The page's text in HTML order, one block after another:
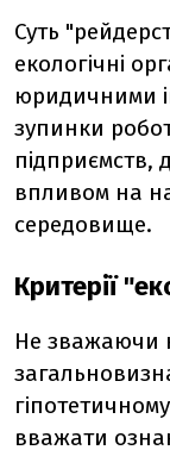
Суть
екологічні
юридичними
зупинки
підприємств,
впливом на
середовище.
Критерії
Не зважаючи
вважати